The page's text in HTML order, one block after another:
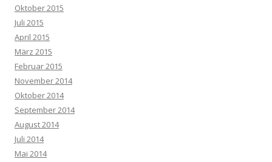
Oktober 2015
Juli 2015
April 2015
März 2015
Februar 2015
November 2014
Oktober 2014
September 2014
August 2014
Juli 2014
Mai 2014